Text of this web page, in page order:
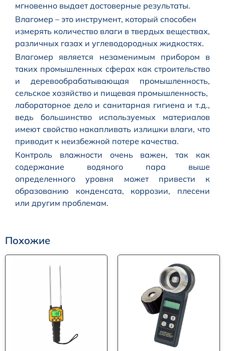
мгновенно выдает достоверные результаты.
Влагомер – это инструмент, который способен
измерять количество влаги в твердых веществах,
различных газах и углеводородных жидкостях.
Влагомер является незаменимым прибором в
таких промышленных сферах как строительство
и деревообрабатывающая промышленность,
сельское хозяйство и пищевая промышленность,
лабораторное дело и санитарная гигиена и т.д.,
ведь большинство используемых материалов
имеют свойство накапливать излишки влаги, что
приводит к неизбежной потере качества.
Контроль влажности очень важен, так как
содержание водяного пара выше
определенного уровня может привести к
образованию конденсата, коррозии, плесени
или другим проблемам.
Похожие